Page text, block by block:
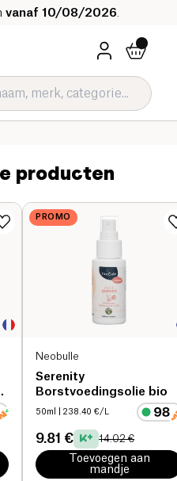
vanaf 10/08/2026
producten
PROMO
Neobulle
Serenity
Borstvoedingsolie bio
50ml | 238.40 €/L
9.81 € 14.02 €
Toevoegen aan
mandje